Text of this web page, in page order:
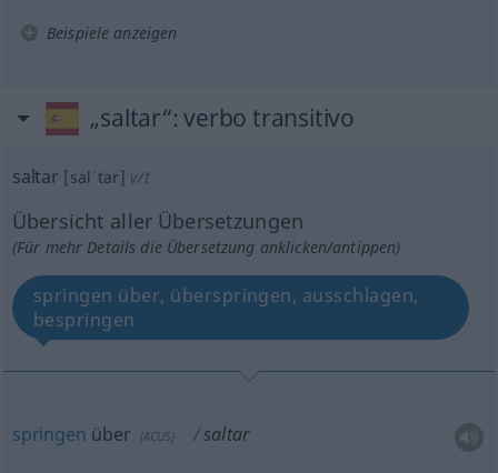
Beispiele anzeigen
„saltar“: verbo transitivo
saltar [salˈtar] v/t
Übersicht aller Übersetzungen
(Für mehr Details die Übersetzung anklicken/antippen)
springen über, überspringen, ausschlagen,
bespringen
springen über (ACUS) saltar